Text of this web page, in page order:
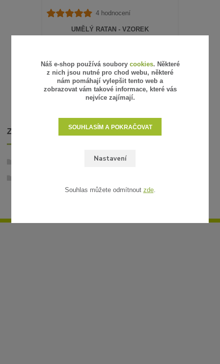
4 hodnocení
UMĚLÝ RATAN - VZOREK
ZVOLIT VARIANTU
ZBOŽÍ ZAŘAZENO V KATEGORIÍCH
Náš e-shop používá soubory cookies. Některé
z nich jsou nutné pro chod webu, některé
nám pomáhají vylepšit tento web a
zobrazovat vám takové informace, které vás
nejvíce zajímají.
Nastavení
SOUHLASÍM A POKRAČOVAT
Souhlas můžete odmítnout zde.